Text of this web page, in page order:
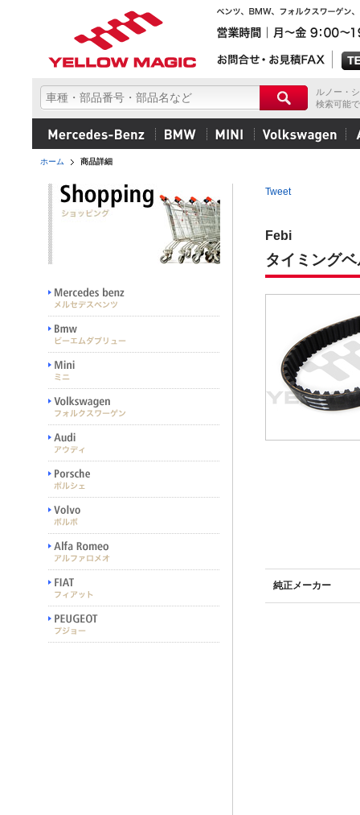
ルノー・
検索可能
ホーム 商品詳細
Tweet
Febi
タイミング
純正メーカー